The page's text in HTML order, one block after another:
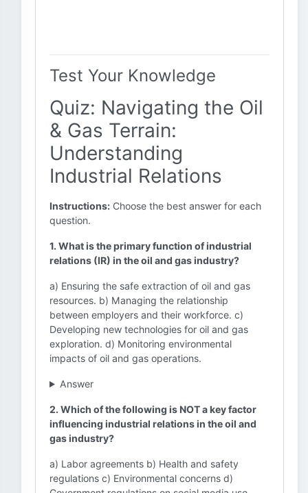
Test Your Knowledge
Quiz: Navigating the Oil
& Gas Terrain:
Understanding
Industrial Relations
Instructions: Choose the best answer for each
question.
1. What is the primary function of industrial
relations (IR) in the oil and gas industry?
a) Ensuring the safe extraction of oil and gas
resources. b) Managing the relationship
between employers and their workforce. c)
Developing new technologies for oil and gas
exploration. d) Monitoring environmental
impacts of oil and gas operations.
Answer
2. Which of the following is NOT a key factor
influencing industrial relations in the oil and
gas industry?
a) Labor agreements b) Health and safety
regulations c) Environmental concerns d)